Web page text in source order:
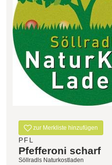
Kuglbauer - Familie Bischof
La Toscana Anita Wolf e.U.
Söllradls Naturkostladen
Stiftsgärtnerei
Weinkellerei Stift
Kremsmünster
KATEGORIE
Filter zurücksetzen
zur Merkliste hinzufügen
PFL
Pfefferoni scharf
Söllradls Naturkostladen